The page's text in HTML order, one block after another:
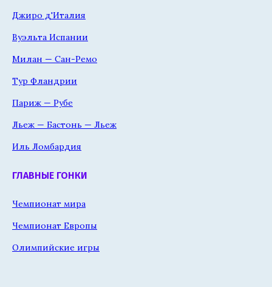
Джиро д'Италия
Вуэльта Испании
Милан — Сан-Ремо
Тур Фландрии
Париж — Рубе
Льеж — Бастонь — Льеж
Иль Ломбардия
ГЛАВНЫЕ ГОНКИ
Чемпионат мира
Чемпионат Европы
Олимпийские игры